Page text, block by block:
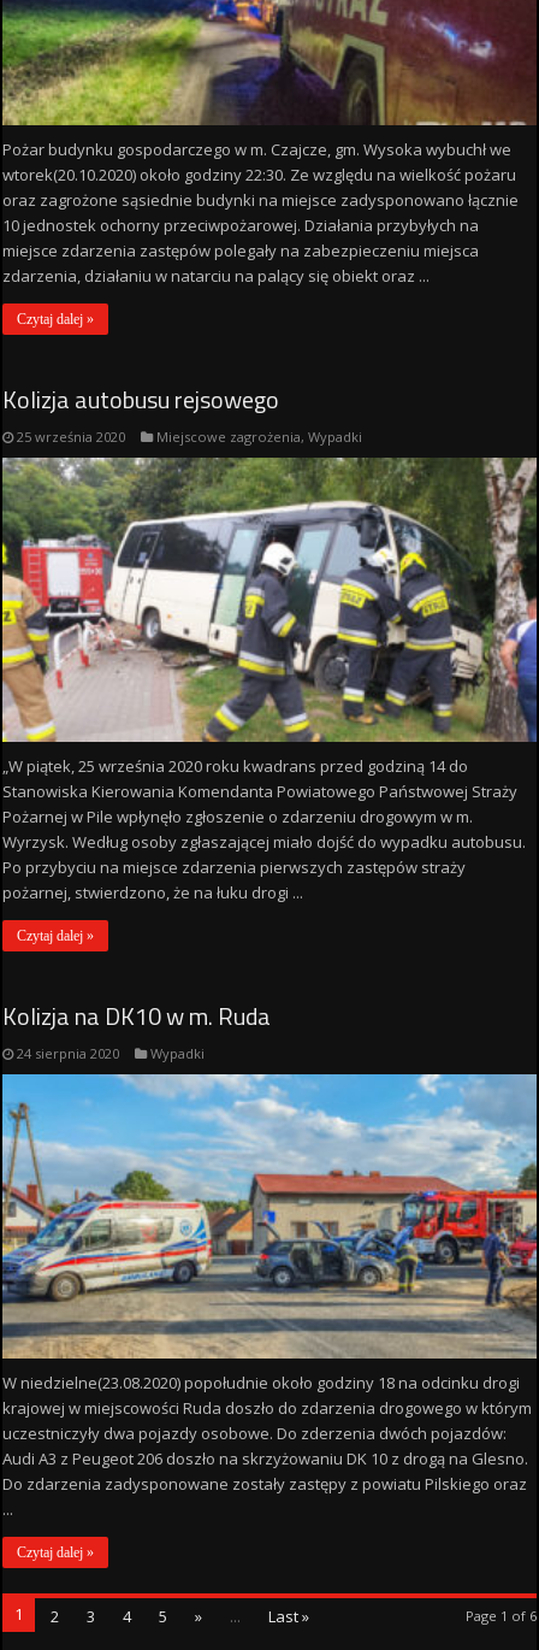
Pożar budynku gospodarczego w m. Czajcze, gm. Wysoka wybuchł we
wtorek(20.10.2020) około godziny 22:30. Ze względu na wielkość pożaru
oraz zagrożone sąsiednie budynki na miejsce zadysponowano łącznie
10 jednostek ochorny przeciwpożarowej. Działania przybyłych na
miejsce zdarzenia zastępów polegały na zabezpieczeniu miejsca
zdarzenia, działaniu w natarciu na palący się obiekt oraz ...
Czytaj dalej »
Kolizja autobusu rejsowego
25 września 2020 Miejscowe zagrożenia,Wypadki
„W piątek, 25 września 2020 roku kwadrans przed godziną 14 do
Stanowiska Kierowania Komendanta Powiatowego Państwowej Straży
Pożarnej w Pile wpłynęło zgłoszenie o zdarzeniu drogowym w m.
Wyrzysk. Według osoby zgłaszającej miało dojść do wypadku autobusu.
Po przybyciu na miejsce zdarzenia pierwszych zastępów straży
pożarnej, stwierdzono, że na łuku drogi ...
Czytaj dalej »
Kolizja na DK10 w m. Ruda
24 sierpnia 2020 Wypadki
W niedzielne(23.08.2020) popołudnie około godziny 18 na odcinku drogi
krajowej w miejscowości Ruda doszło do zdarzenia drogowego w którym
uczestniczyły dwa pojazdy osobowe. Do zderzenia dwóch pojazdów:
Audi A3 z Peugeot 206 doszło na skrzyżowaniu DK 10 z drogą na Glesno.
Do zdarzenia zadysponowane zostały zastępy z powiatu Pilskiego oraz
...
Czytaj dalej »
Page 1 of 6
1 2 3 4 5 » ... Last »